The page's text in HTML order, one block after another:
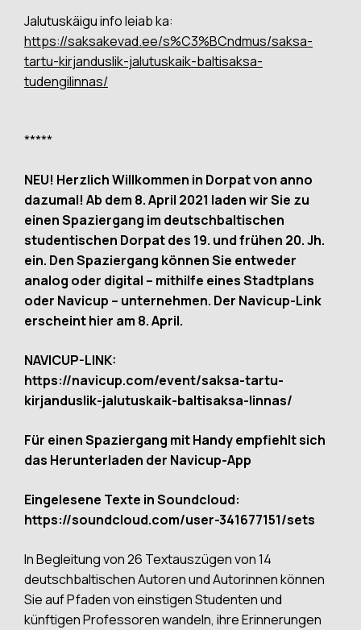
Jalutuskäigu info leiab ka:
https://saksakevad.ee/s%C3%BCndmus/saksa-
tartu-kirjanduslik-jalutuskaik-baltisaksa-
tudengilinnas/
*****
NEU! Herzlich Willkommen in Dorpat von anno
dazumal! Ab dem 8. April 2021 laden wir Sie zu
einen Spaziergang im deutschbaltischen
studentischen Dorpat des 19. und frühen 20. Jh.
ein. Den Spaziergang können Sie entweder
analog oder digital – mithilfe eines Stadtplans
oder Navicup – unternehmen. Der Navicup-Link
erscheint hier am 8. April.
NAVICUP-LINK:
https://navicup.com/event/saksa-tartu-
kirjanduslik-jalutuskaik-baltisaksa-linnas/
Für einen Spaziergang mit Handy empfiehlt sich
das Herunterladen der Navicup-App
Eingelesene Texte in Soundcloud:
https://soundcloud.com/user-341677151/sets
In Begleitung von 26 Textauszügen von 14
deutschbaltischen Autoren und Autorinnen können
Sie auf Pfaden von einstigen Studenten und
künftigen Professoren wandeln, ihre Erinnerungen